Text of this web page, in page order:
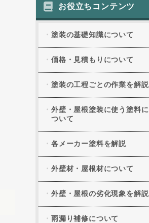
お役立ちコンテンツ
塗装の基礎知識について
価格・見積もりについて
塗装の工程ごとの作業を解説
外壁・屋根塗装に使う塗料に
ついて
各メーカー塗料を解説
外壁材・屋根材について
外壁・屋根の劣化現象を解説
雨漏り補修について